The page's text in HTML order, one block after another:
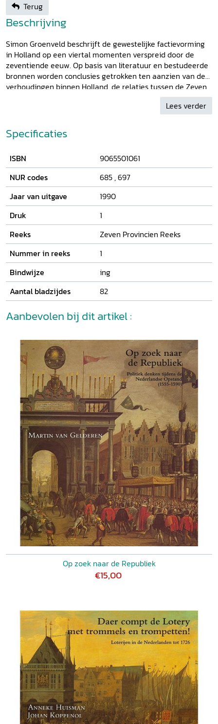
Terug
Beschrijving
Simon Groenveld beschrijft de gewestelijke factievorming
in Holland op een viertal momenten verspreid door de
zeventiende eeuw. Op basis van literatuur en bestudeerde
bronnen worden conclusies getrokken ten aanzien van de
verhoudingen binnen Holland, de relaties tussen de Zeven
Provincies onderling en de rol van de prinsen van Oranje en
de Friese Nassaus binnen dit geheel. Wat betreft de
sprake is geweest van 'partijen'. Er waren wel landelijke
facties (kabalen), maar deze kunnen niet geduid worden
Lees verder
Specificaties
ISBN
9065501061
NUR codes
685 ,697
Jaar van uitgave
1990
Druk
1
Reeks
Zeven Provincien Reeks
Nummer in reeks
1
Bindwijze
ing
Aantal bladzijdes
82
Aanbevolen bij dit artikel :
Op zoek naar de Republiek
€15,00